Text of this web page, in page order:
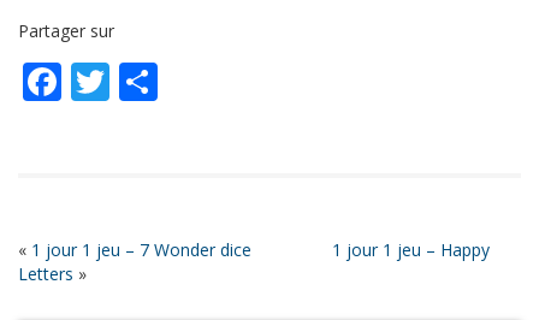
RSS FEED
LINK
Partager sur
Facebook
Twitter
« 1 jour 1 jeu – 7 Wonder dice
1 jour 1 jeu – Happy
Letters »